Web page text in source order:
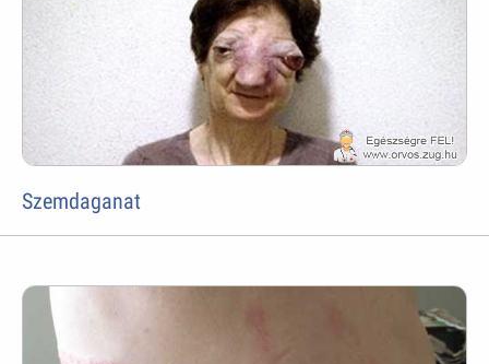
Szemdaganat